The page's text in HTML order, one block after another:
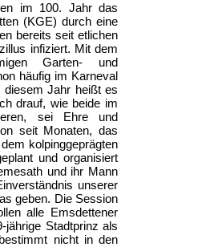
im 100. Jahr das
(KGE) durch eine
bereits seit etlichen
infiziert. Mit dem
Garten- und
häufig im Karneval
diesem Jahr heißt es
drauf, wie beide im
sei Ehre und
seit Monaten, das
kolpinggeprägten
und organisiert
und ihr Mann
unserer
geben. Die Session
alle Emsdettener
jährige Stadtprinz als
nicht in den